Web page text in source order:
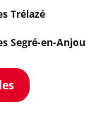
Trélazé
Segré-en-Anjou